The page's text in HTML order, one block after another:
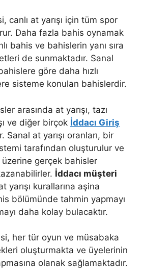
canlı at yarışı için tüm spor
Daha fazla bahis oynamak
bahis ve bahislerin yanı sıra
de sunmaktadır. Sanal
göre daha hızlı
sisteme konulan bahislerdir.
arasında at yarışı, tazı
ve diğer birçok İddacı Giriş
Sanal at yarışı oranları, bir
tarafından oluşturulur ve
gerçek bahisler
İddacı müşteri
yarışı kurallarına aşina
bölümünde tahmin yapmayı
daha kolay bulacaktır.
her tür oyun ve müsabaka
oluşturmakta ve üyelerinin
olanak sağlamaktadır.